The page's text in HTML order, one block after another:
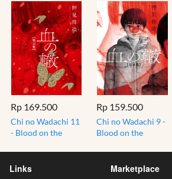
Rp 169.500
Chi no Wadachi 11
- Blood on the
Japanese
Rp 159.500
Chi no Wadachi 9 -
Blood on the
Japanese
Links Marketplace